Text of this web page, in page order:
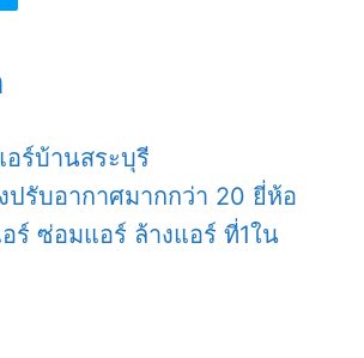
ร์บ้านสระบุรี
ปรับอากาศมากกว่า 20 ยี่ห้อ
ร์ ซ่อมแอร์ ล้างแอร์ ที่1ใน